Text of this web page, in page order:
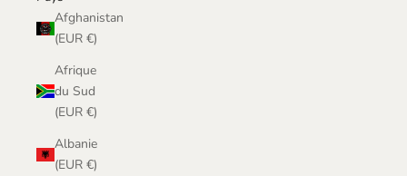
Afghanistan
(EUR €)
Afrique
du Sud
(EUR €)
Albanie
(EUR €)